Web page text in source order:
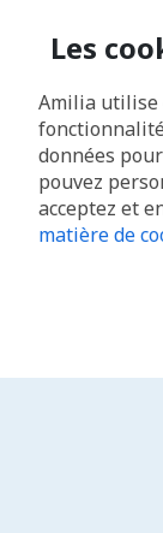
Les
Amilia utilise
données
pouvez
acceptez et
matière de